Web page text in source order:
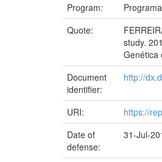
Program:
Quote:
study.
Genética
Document
identifier:
http://
URI:
https://
Date of
defense:
31-Jul-